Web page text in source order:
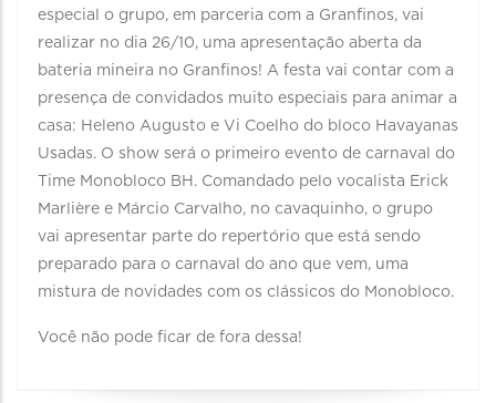
especial o grupo, em parceria com a Granfinos, vai
realizar no dia 26/10, uma apresentação aberta da
bateria mineira no Granfinos! A festa vai contar com a
presença de convidados muito especiais para animar a
casa: Heleno Augusto e Vi Coelho do bloco Havayanas
Usadas. O show será o primeiro evento de carnaval do
Time Monobloco BH. Comandado pelo vocalista Erick
Marlière e Márcio Carvalho, no cavaquinho, o grupo
vai apresentar parte do repertório que está sendo
preparado para o carnaval do ano que vem, uma
mistura de novidades com os clássicos do Monobloco.
Você não pode ficar de fora dessa!